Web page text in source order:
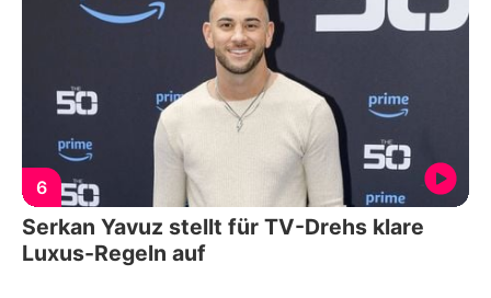
6
Serkan Yavuz stellt für TV-Drehs klare
Luxus-Regeln auf